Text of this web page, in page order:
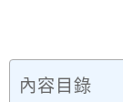
內容目錄